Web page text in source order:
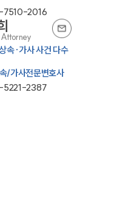
2016
속·가사 사건 다수
/가사전문변호사
2387